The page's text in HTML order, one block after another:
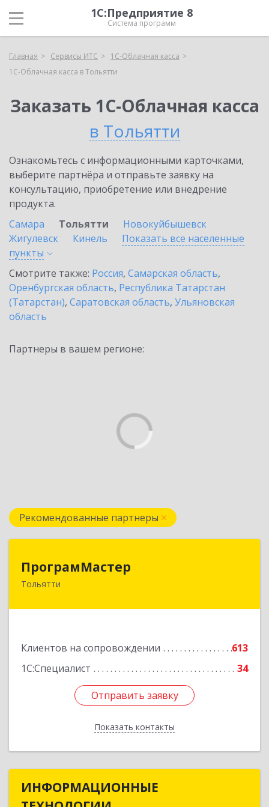
1С:Предприятие 8
Система программ
Главная Сервисы ИТС
1С-Облачная касса
1С-Облачная касса в Тольятти
Заказать 1С-Облачная касса
в Тольятти
Ознакомьтесь с информационными карточками,
выберите партнёра и отправьте заявку на
консультацию, приобретение или внедрение
продукта.
Самара
Тольятти
Новокуйбышевск
Жигулевск
Кинель
Показать все населенные
пункты
Смотрите также: Россия, Самарская область,
Оренбургская область, Республика Татарстан
(Татарстан), Саратовская область, Ульяновская
область
Партнеры в вашем регионе:
Рекомендованные партнеры
ПрограмМастер
Тольятти
Клиентов на сопровождении
613
1С:Специалист
34
Отправить заявку
Показать контакты
Отправить заявку
Назад
ИНФОРМАЦИОННЫЕИНФОРМАЦИОННЫЕ